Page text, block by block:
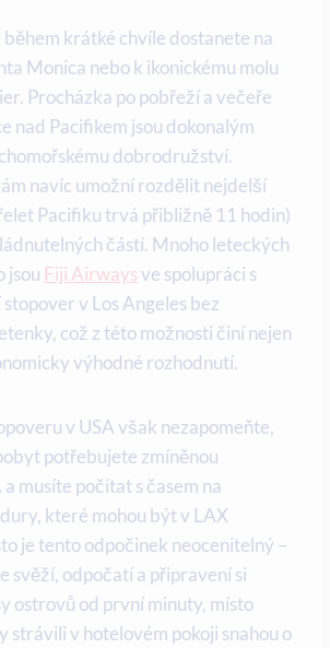
krátké chvíle dostanete na
Monica nebo k ikonickému molu
Procházka po pobřeží a večeře
nad Pacifikem jsou dokonalým
dobrodružství.
navíc umožní rozdělit nejdelší
Pacifiku trvá přibližně 11 hodin)
částí. Mnoho leteckých
jsou Fiji Airwaysve spolupráci s
v Los Angeles bez
což z této možnosti činí nejen
výhodné rozhodnutí.
v USA však nezapomeňte,
potřebujete zmíněnou
musíte počítat s časem na
které mohou být v LAX
je tento odpočinek neocenitelný –
svěží, odpočatí a připravení si
ostrovů od první minuty, místo
strávili v hotelovém pokoji snahou o